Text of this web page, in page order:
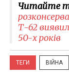
Читайте
Т-62
50-х років
ТЕГИ ВІЙНА